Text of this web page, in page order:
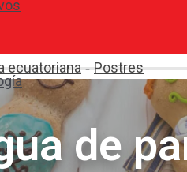
ecuatoriana- Postres
de